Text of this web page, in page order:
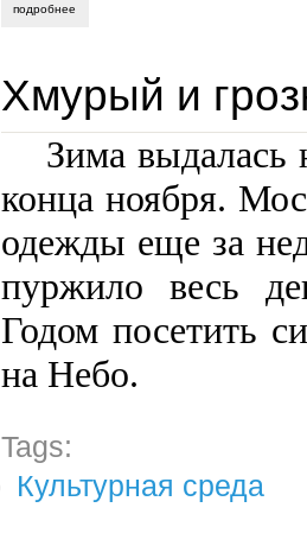
подробнее
Хмурый и
Зима выдалась
конца ноября.
одежды еще за
пуржило весь
Годом посетить
на Небо.
Tags:
Культурная среда